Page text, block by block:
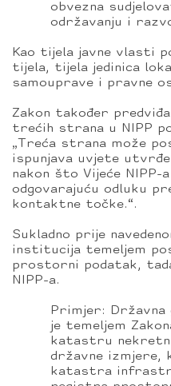
obvezna
održavanju i
Kao tijela javne vlasti
tijela, tijela jedinica
samouprave i pravne
Zakon također
trećih strana u NIPP
„Treća strana može
ispunjava uvjete
nakon što Vijeće NIPP-
odgovarajuću odluku
kontaktne točke.“.
Sukladno prije
institucija temeljem
prostorni podatak,
NIPP-a.
Primjer: Državna
je temeljem
katastru
državne izmjere,
katastra